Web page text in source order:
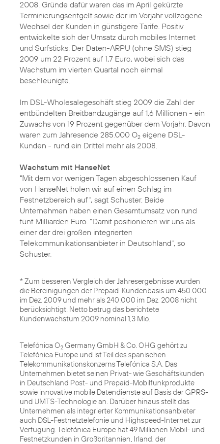
2008. Gründe dafür waren das im April gekürzte
Terminierungsentgelt sowie der im Vorjahr vollzogene
Wechsel der Kunden in günstigere Tarife. Positiv
entwickelte sich der Umsatz durch mobiles Internet
und Surfsticks: Der Daten-ARPU (ohne SMS) stieg
2009 um 22 Prozent auf 1,7 Euro, wobei sich das
Wachstum im vierten Quartal noch einmal
beschleunigte.
Im DSL-Wholesalegeschäft stieg 2009 die Zahl der
entbündelten Breitbandzugänge auf 1,6 Millionen - ein
Zuwachs von 19 Prozent gegenüber dem Vorjahr. Davon
waren zum Jahresende 285.000 O2 eigene DSL-
Kunden - rund ein Drittel mehr als 2008.
Wachstum mit HanseNet
"Mit dem vor wenigen Tagen abgeschlossenen Kauf
von HanseNet holen wir auf einen Schlag im
Festnetzbereich auf", sagt Schuster. Beide
Unternehmen haben einen Gesamtumsatz von rund
fünf Milliarden Euro. "Damit positionieren wir uns als
einer der drei großen integrierten
Telekommunikationsanbieter in Deutschland", so
Schuster.
* Zum besseren Vergleich der Jahresergebnisse wurden
die Bereinigungen der Prepaid-Kundenbasis um 450.000
im Dez. 2009 und mehr als 240.000 im Dez. 2008 nicht
berücksichtigt. Netto betrug das berichtete
Kundenwachstum 2009 nominal 1,3 Mio.
Telefónica O2 Germany GmbH & Co. OHG gehört zu
Telefónica Europe und ist Teil des spanischen
Telekommunikationskonzerns Telefónica S.A. Das
Unternehmen bietet seinen Privat- wie Geschäftskunden
in Deutschland Post- und Prepaid-Mobilfunkprodukte
sowie innovative mobile Datendienste auf Basis der GPRS-
und UMTS-Technologie an. Darüber hinaus stellt das
Unternehmen als integrierter Kommunikationsanbieter
auch DSL-Festnetztelefonie und Highspeed-Internet zur
Verfügung. Telefónica Europe hat 49 Millionen Mobil- und
Festnetzkunden in Großbritannien, Irland, der